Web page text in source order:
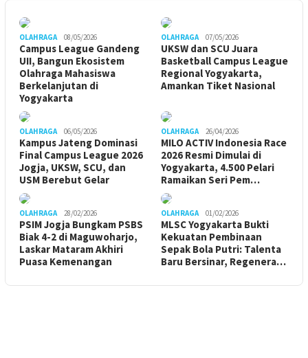
OLAHRAGA 08/05/2026
Campus League Gandeng
UII, Bangun Ekosistem
Olahraga Mahasiswa
Berkelanjutan di
Yogyakarta
OLAHRAGA 07/05/2026
UKSW dan SCU Juara
Basketball Campus League
Regional Yogyakarta,
Amankan Tiket Nasional
OLAHRAGA 06/05/2026
Kampus Jateng Dominasi
Final Campus League 2026
Jogja, UKSW, SCU, dan
USM Berebut Gelar
OLAHRAGA 26/04/2026
MILO ACTIV Indonesia Race
2026 Resmi Dimulai di
Yogyakarta, 4.500 Pelari
Ramaikan Seri Pem…
OLAHRAGA 28/02/2026
PSIM Jogja Bungkam PSBS
Biak 4-2 di Maguwoharjo,
Laskar Mataram Akhiri
Puasa Kemenangan
OLAHRAGA 01/02/2026
MLSC Yogyakarta Bukti
Kekuatan Pembinaan
Sepak Bola Putri: Talenta
Baru Bersinar, Regenera…